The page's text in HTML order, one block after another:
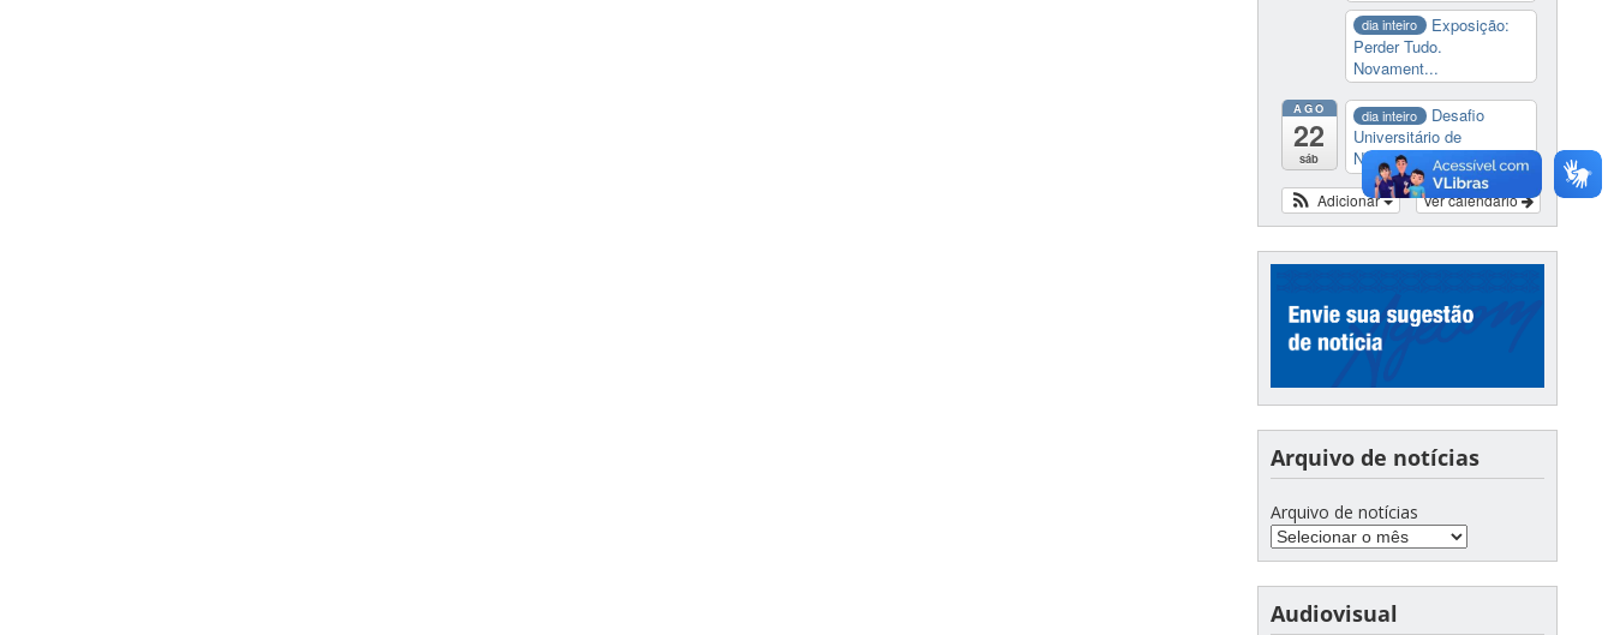
dia inteiro
Exposição:
Perder Tudo.
Novament...
AGO
22
sáb
dia inteiro
Desafio
Universitário de
Nautide...
Ver calendário
Adicionar
Arquivo de notícias
Arquivo de notícias
Audiovisual